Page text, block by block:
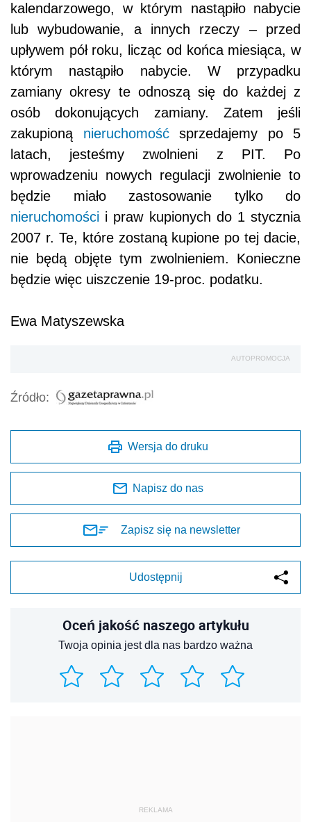
kalendarzowego, w którym nastąpiło nabycie
lub wybudowanie, a innych rzeczy – przed
upływem pół roku, licząc od końca miesiąca, w
którym nastąpiło nabycie. W przypadku
zamiany okresy te odnoszą się do każdej z
osób dokonujących zamiany. Zatem jeśli
zakupioną nieruchomośćsprzedajemy po 5
latach, jesteśmy zwolnieni z PIT. Po
wprowadzeniu nowych regulacji zwolnienie to
będzie miało zastosowanie tylko do
nieruchomości i praw kupionych do 1 stycznia
2007 r. Te, które zostaną kupione po tej dacie,
nie będą objęte tym zwolnieniem. Konieczne
będzie więc uiszczenie 19-proc. podatku.
Ewa Matyszewska
AUTOPROMOCJA
Źródło:
Wersja do druku
Napisz do nas
Zapisz się na newsletter
Udostępnij
Oceń jakość naszego artykułu
Twoja opinia jest dla nas bardzo ważna
REKLAMA